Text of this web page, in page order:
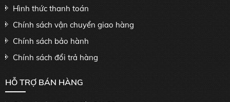
Hình thức thanh toán
Chính sách vận chuyển giao hàng
Chính sách bảo hành
Chính sách đổi trả hàng
HỖ TRỢ BÁN HÀNG